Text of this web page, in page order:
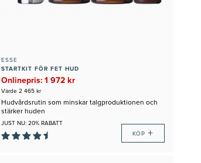
ESSE
STARTKIT FÖR FET HUD
Onlinepris: 1 972 kr
Värde 2 465 kr
Hudvårdsrutin som minskar talgproduktionen och
stärker huden
JUST NU: 20% RABATT
KÖP +